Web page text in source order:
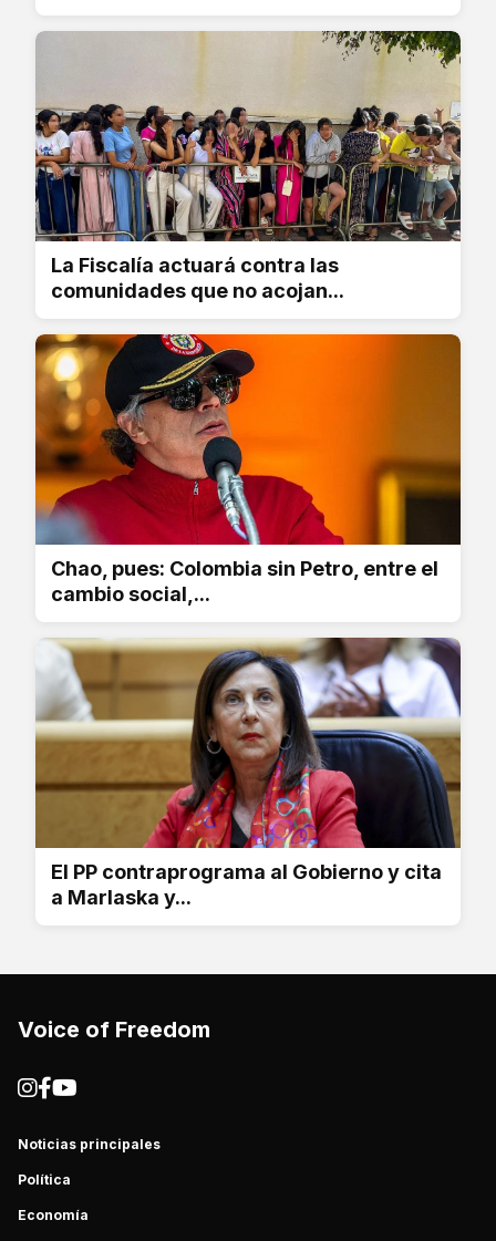
La Fiscalía actuará contra las
comunidades que no acojan...
Chao, pues: Colombia sin Petro, entre el
cambio social,...
El PP contraprograma al Gobierno y cita
a Marlaska y...
Voice of Freedom
Noticias principales
Política
Economía